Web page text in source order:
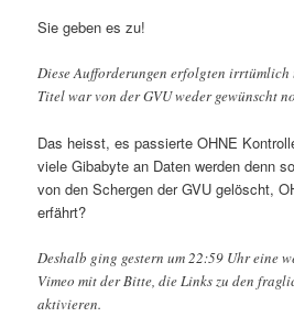
Sie geben es zu!
Diese Aufforderungen erfolgten irrtümlich
Titel war von der GVU weder gewünscht
Das heisst, es passierte OHNE
viele Gibabyte an Daten werden denn
von den Schergen der GVU gelöscht,
erfährt?
Deshalb ging gestern um 22:59 Uhr eine
Vimeo mit der Bitte, die Links zu den
aktivieren.